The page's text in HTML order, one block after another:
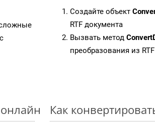
Создайте объект
RTF документа
Вызвать метод
преобразования из RTF
Как